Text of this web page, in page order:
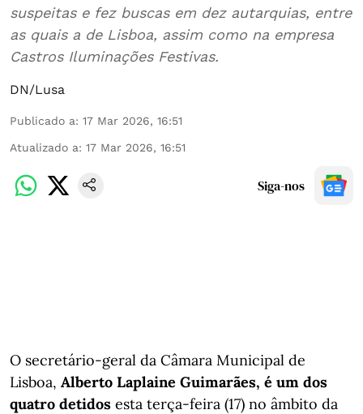
suspeitas e fez buscas em dez autarquias, entre
as quais a de Lisboa, assim como na empresa
Castros Iluminações Festivas.
DN/Lusa
Publicado a: 17 Mar 2026, 16:51
Atualizado a: 17 Mar 2026, 16:51
Siga-nos
O secretário-geral da Câmara Municipal de
Lisboa, Alberto Laplaine Guimarães, é um dos
quatro detidos esta terça-feira (17) no âmbito da